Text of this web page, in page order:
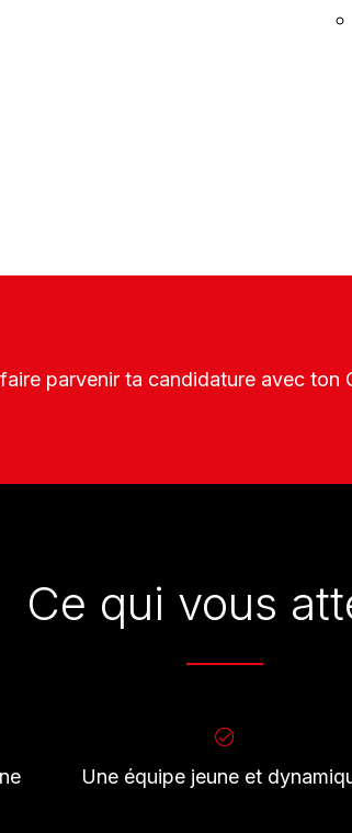
Réalisations
Contact
Découpe
et précise
parvenir ta candidature avec ton
Ce qui vous
Une équipe jeune et